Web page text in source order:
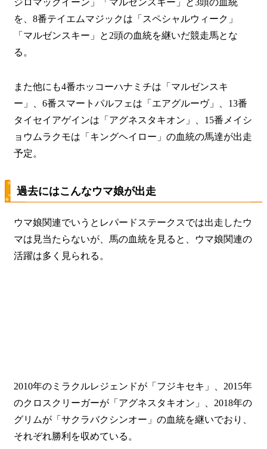
ジロマックイーン」「マルゼンスキー」と3頭の血統
を、8番テイエムマジックは「スペシャルウィーク」
「マルゼンスキー」と2頭の血統を継いだ競走馬とな
る。
また他にも4番ホッコーハナミチは「マルゼンスキ
ー」、6番スマートパルフェは「エアグルーヴ」、13番
タイセイアゲインは「アグネスタキオン」、15番メイシ
ョウムラクモは「キングヘイロー」の血統の馬達が出走
予定。
過去にはこんなウマ娘が出走
ウマ娘関連でいうとレパードステークスでは出走したウ
マは見当たらないが、馬の血統を見ると、ウマ娘関連の
活躍は多く見られる。
2010年のミラクルレジェンドが「フジキセキ」、2015年
のクロスクリーガーが「アグネスタキオン」、2018年の
グリムが「サクラバクシンオー」の血統を継いでおり、
それぞれ勝利を収めている。